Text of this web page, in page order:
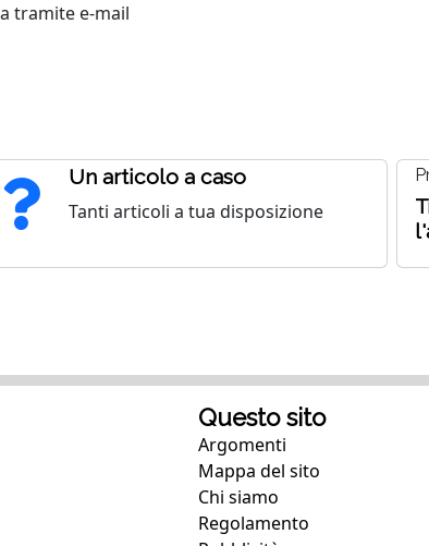
tramite e-mail
Un articolo a caso
Tanti articoli a tua disposizione
Questo sito
Argomenti
Mappa del sito
Chi siamo
Regolamento